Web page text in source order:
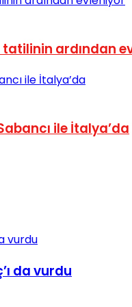
tatilinin ardından
ile İtalya’da
da vurdu